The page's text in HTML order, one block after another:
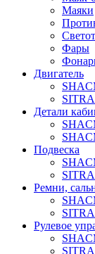
Маяки
Фары
Двигатель
Детали
Подвеска
Ремни,
Рулевое